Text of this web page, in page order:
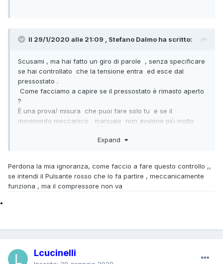
Il 29/1/2020 alle 21:09 , Stefano Dalmo ha scritto:
Scusami , ma hai fatto un giro di parole , senza specificare
se hai controllato che la tensione entra ed esce dal
pressostato .
Come facciamo a capire se il pressostato è rimasto aperto
?
È una prova/ misura che puoi fare solo tu e se il
movimento meccanico manuale non avviene più molto
Expand
Perdona la mia ignoranza, come faccio a fare questo controllo ,,
se intendi il Pulsante rosso che lo fa partire , meccanicamente
funziona , ma il compressore non va
Lcucinelli